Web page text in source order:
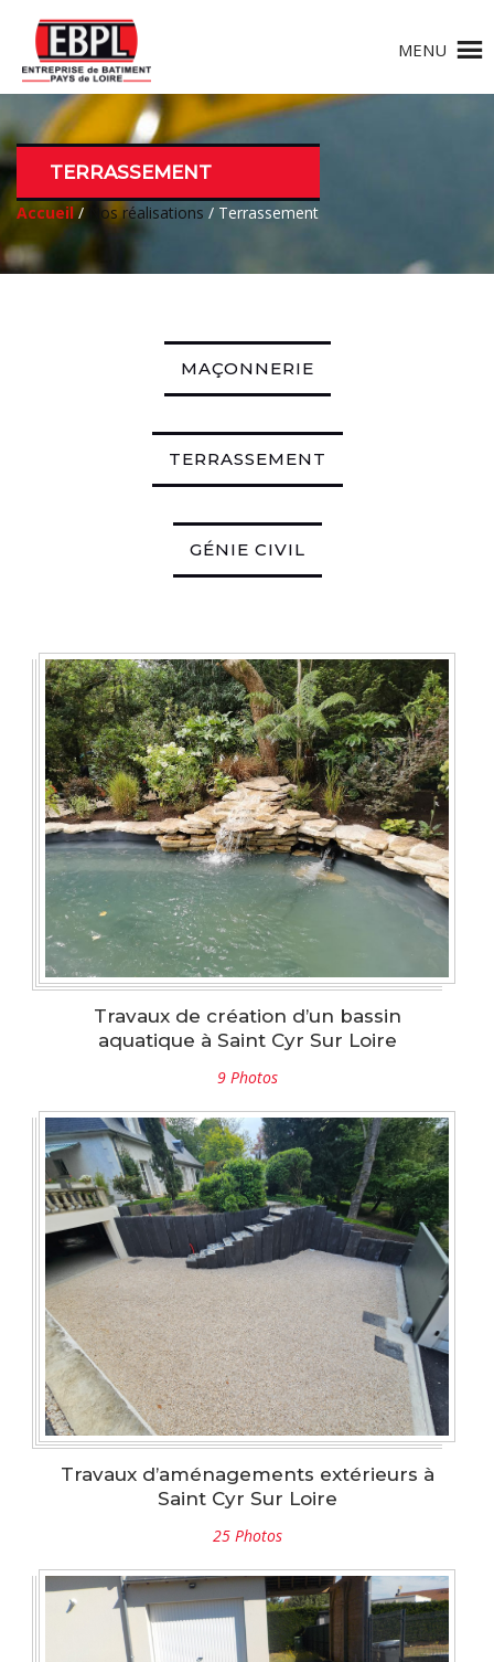
MENU
TERRASSEMENT
Accueil/ Nos réalisations / Terrassement
MAÇONNERIE
TERRASSEMENT
GÉNIE CIVIL
Travaux de création d’un bassin
aquatique à Saint Cyr Sur Loire
9 Photos
Travaux d’aménagements extérieurs à
Saint Cyr Sur Loire
25 Photos